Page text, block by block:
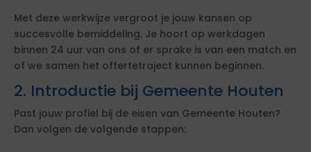
Met deze werkwijze vergroot je jouw kansen op
succesvolle bemiddeling. Je hoort op werkdagen
binnen 24 uur van ons of er sprake is van een match en
of we samen het offertetraject kunnen beginnen.
2. Introductie bij Gemeente Houten
Past jouw profiel bij de eisen van Gemeente Houten?
Dan volgen de volgende stappen: